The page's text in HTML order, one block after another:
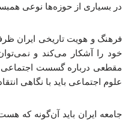
در بسیاری از حوزه‌ها نوعی
فرهنگ و هویت تاریخی ایران
خود را آشکار می‌کند و
مقطعی درباره گسست اجتماعی
علوم اجتماعی باید با نگاهی
جامعه ایران باید آن‌گونه که